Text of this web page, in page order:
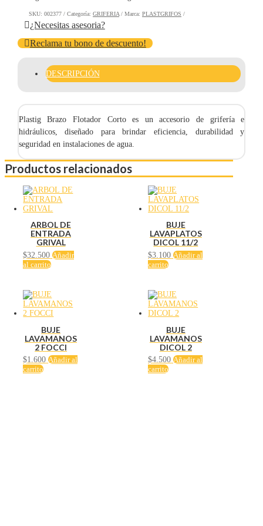
SKU:002377 Categoría:GRIFERIA Marca:PLASTGRIFOS
¿Necesitas asesoria?
Reclama tu bono de descuento!
DESCRIPCIÓN
Plastig Brazo Flotador Corto es un accesorio de grifería e
hidráulicos, diseñado para brindar eficiencia, durabilidad y
seguridad en instalaciones de agua.
Productos relacionados
ARBOL DE
ENTRADA
GRIVAL
$32.500 Añadir
al carrito
BUJE
LAVAPLATOS
DICOL 11/2
$3.100 Añadir al
carrito
BUJE
LAVAMANOS
2 FOCCI
$1.600 Añadir al
carrito
BUJE
LAVAMANOS
DICOL 2
$4.500 Añadir al
carrito